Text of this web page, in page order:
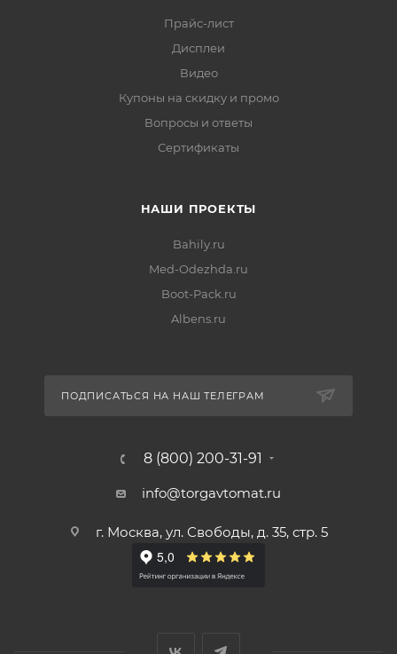
Прайс-лист
Дисплеи
Видео
Купоны на скидку и промо
Вопросы и ответы
Сертификаты
НАШИ ПРОЕКТЫ
Bahily.ru
Med-Odezhda.ru
Boot-Pack.ru
Albens.ru
ПОДПИСАТЬСЯ НА НАШ ТЕЛЕГРАМ
8 (800) 200-31-91
info@torgavtomat.ru
г. Москва, ул. Свободы, д. 35, стр. 5